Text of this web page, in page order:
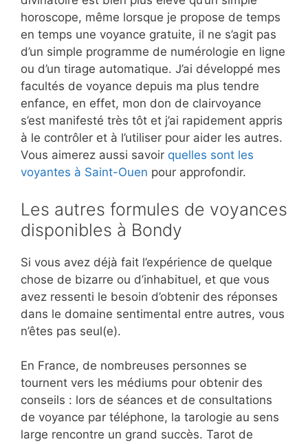
horoscope, même lorsque je propose de temps
en temps une voyance gratuite, il ne s’agit pas
d’un simple programme de numérologie en ligne
ou d’un tirage automatique. J’ai développé mes
facultés de voyance depuis ma plus tendre
enfance, en effet, mon don de clairvoyance
s’est manifesté très tôt et j’ai rapidement appris
à le contrôler et à l’utiliser pour aider les autres.
Vous aimerez aussi savoir quelles sont les
voyantes à Saint-Ouen pour approfondir.
Les autres formules de voyances
disponibles à Bondy
Si vous avez déjà fait l’expérience de quelque
chose de bizarre ou d’inhabituel, et que vous
avez ressenti le besoin d’obtenir des réponses
dans le domaine sentimental entre autres, vous
n’êtes pas seul(e).
En France, de nombreuses personnes se
tournent vers les médiums pour obtenir des
conseils : lors de séances et de consultations
de voyance par téléphone, la tarologie au sens
large rencontre un grand succès. Tarot de